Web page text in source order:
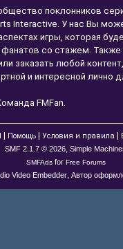
поклонников
Interactive. У нас Вы
игры, которая
фанатов со стажем. Также
заказать любой контент,
и интересной лично
FMFan.
Помощь Условия и правила
SMF 2.1.7 © 2026, Simple
SMFAdsfor Free Forums
Video Embedder, Автор